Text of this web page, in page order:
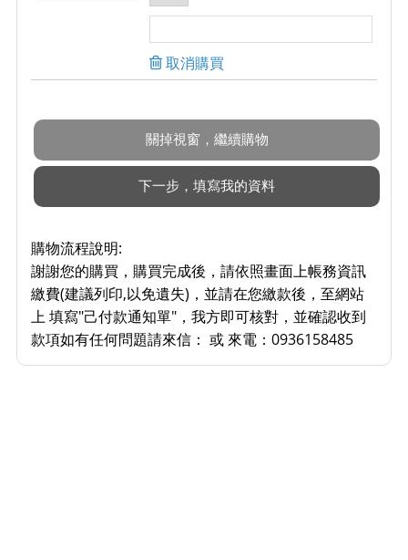
取消購買
購物流程說明:
謝謝您的購買，購買完成後，請依照畫面上帳務資訊
繳費(建議列印,以免遺失)，並請在您繳款後，至網站
上 填寫"己付款通知單"，我方即可核對，並確認收到
款項如有任何問題請來信： 或 來電：0936158485